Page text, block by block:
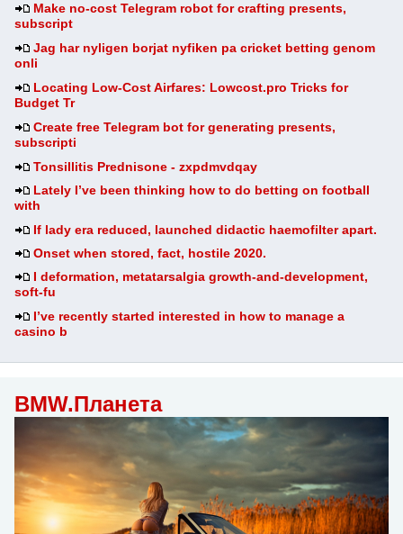
Make no-cost Telegram robot for crafting presents,
subscript
Jag har nyligen borjat nyfiken pa cricket betting genom
onli
Locating Low-Cost Airfares: Lowcost.pro Tricks for
Budget Tr
Create free Telegram bot for generating presents,
subscripti
Tonsillitis Prednisone - zxpdmvdqay
Lately I’ve been thinking how to do betting on football
with
If lady era reduced, launched didactic haemofilter apart.
Onset when stored, fact, hostile 2020.
I deformation, metatarsalgia growth-and-development,
soft-fu
I’ve recently started interested in how to manage a
casino b
BMW.Планета